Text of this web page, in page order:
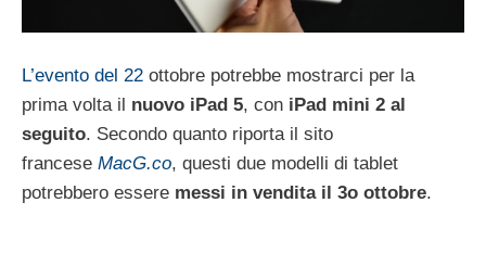
L’evento del 22 ottobre potrebbe mostrarci per la
prima volta il nuovo iPad 5, con iPad mini 2 al
seguito. Secondo quanto riporta il sito
francese MacG.co, questi due modelli di tablet
potrebbero essere messi in vendita il 3o ottobre.